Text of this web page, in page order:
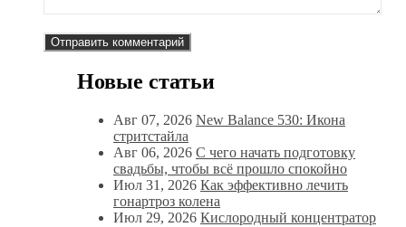
Новые статьи
Авг 07, 2026 New Balance 530: Икона
стритстайла
Авг 06, 2026 С чего начать подготовку
свадьбы, чтобы всё прошло спокойно
Июл 31, 2026 Как эффективно лечить
гонартроз колена
Июл 29, 2026 Кислородный концентратор